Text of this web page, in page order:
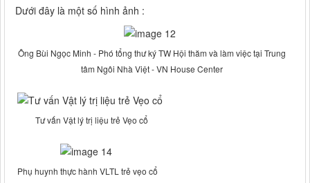
Dưới đây là một số hình ảnh :
Ông Bùi Ngọc Minh - Phó tổng thư ký TW Hội thăm và làm việc tại Trung
tâm Ngôi Nhà Việt - VN House Center
Tư vấn Vật lý trị liệu trẻ Vẹo cổ
Phụ huynh thực hành VLTL trẻ vẹo cổ